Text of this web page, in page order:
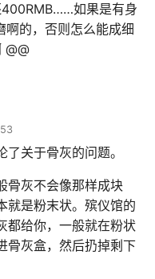
如果是有身
的，否则怎么能成细
关于骨灰的问题。
骨灰不会像那样成块
就是粉末状。殡仪馆的
都给你，一般就在粉状
骨灰盒，然后扔掉剩下